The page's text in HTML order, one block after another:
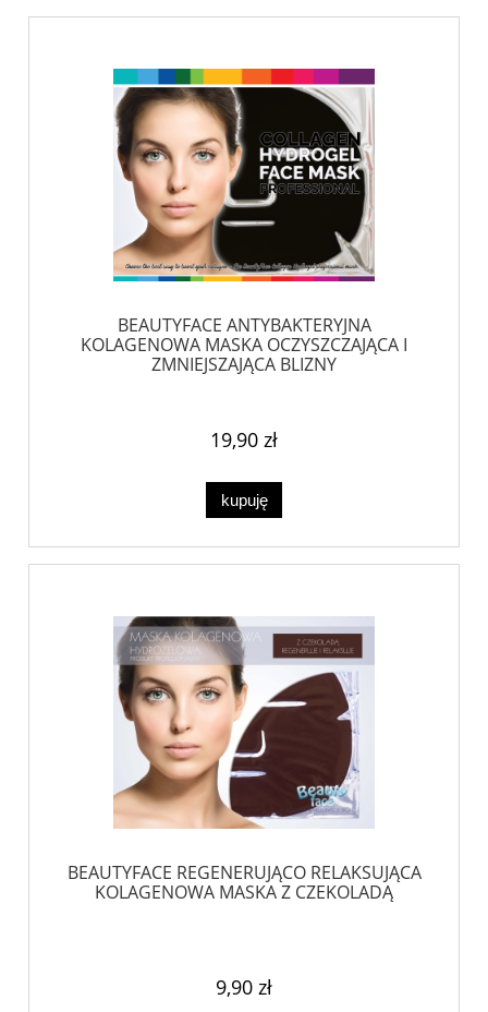
BEAUTYFACE ANTYBAKTERYJNA
KOLAGENOWA MASKA OCZYSZCZAJĄCA I
ZMNIEJSZAJĄCA BLIZNY
19,90 zł
kupuję
BEAUTYFACE REGENERUJĄCO RELAKSUJĄCA
KOLAGENOWA MASKA Z CZEKOLADĄ
9,90 zł